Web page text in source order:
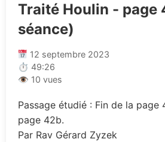
Traité Houlin - page
séance)
12 septembre 2023
⏱ 49:26
👁 10 vues
Passage étudié : Fin de la
page 42b.
Par Rav Gérard Zyzek